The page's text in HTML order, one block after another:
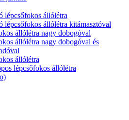
lépcsőfokos állólétra
lépcsőfokos állólétra kitámasztóval
állólétra nagy dobogóval
állólétra nagy dobogóval és
állólétra
lépcsőfokos állólétra